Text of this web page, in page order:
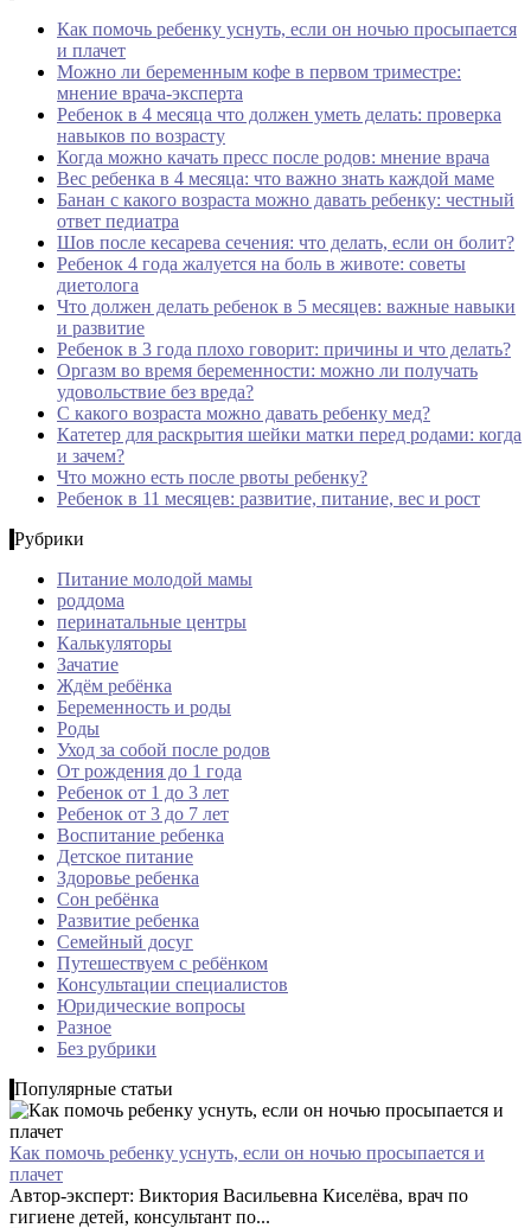
Как помочь ребенку уснуть, если он ночью просыпается
и плачет
Можно ли беременным кофе в первом триместре:
мнение врача-эксперта
Ребенок в 4 месяца что должен уметь делать: проверка
навыков по возрасту
Когда можно качать пресс после родов: мнение врача
Вес ребенка в 4 месяца: что важно знать каждой маме
Банан с какого возраста можно давать ребенку: честный
ответ педиатра
Шов после кесарева сечения: что делать, если он болит?
Ребенок 4 года жалуется на боль в животе: советы
диетолога
Что должен делать ребенок в 5 месяцев: важные навыки
и развитие
Ребенок в 3 года плохо говорит: причины и что делать?
Оргазм во время беременности: можно ли получать
удовольствие без вреда?
С какого возраста можно давать ребенку мед?
Катетер для раскрытия шейки матки перед родами: когда
и зачем?
Что можно есть после рвоты ребенку?
Ребенок в 11 месяцев: развитие, питание, вес и рост
Рубрики
Питание молодой мамы
роддома
перинатальные центры
Калькуляторы
Зачатие
Ждём ребёнка
Беременность и роды
Роды
Уход за собой после родов
От рождения до 1 года
Ребенок от 1 до 3 лет
Ребенок от 3 до 7 лет
Воспитание ребенка
Детское питание
Здоровье ребенка
Сон ребёнка
Развитие ребенка
Семейный досуг
Путешествуем с ребёнком
Консультации специалистов
Юридические вопросы
Разное
Без рубрики
Популярные статьи
Как помочь ребенку уснуть, если он ночью просыпается и
плачет
Автор-эксперт: Виктория Васильевна Киселёва, врач по
гигиене детей, консультант по...